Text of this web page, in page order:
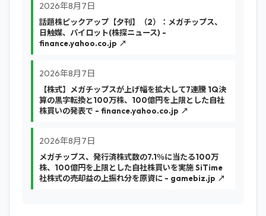
2026年8月7日
話題株ピックアップ【夕刊】（2）：メガチップス、
日触媒、パイロット(株探ニュース) -
finance.yahoo.co.jp ↗
2026年8月7日
【株式】メガチップスが上げ幅を拡大して7連騰 1Q決
算の黒字転換と100万株、100億円を上限とした自社
株買いの発表で - finance.yahoo.co.jp ↗
2026年8月7日
メガチップス、発行済株式数の7.1％に当たる100万
株、100億円を上限とした自社株買いを実施 SiTime
社株式の売却益の上振れ分を原資に - gamebiz.jp ↗